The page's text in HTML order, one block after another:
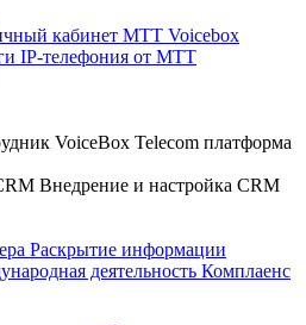
кабинет МТТ Voicebox
IP-телефония от МТТ
VoiceBox Telecom платформа
Внедрение и настройка CRM
Раскрытие информации
деятельность Комплаенс